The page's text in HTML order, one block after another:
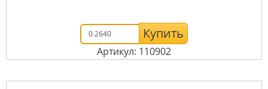
Купить
Артикул: 110902